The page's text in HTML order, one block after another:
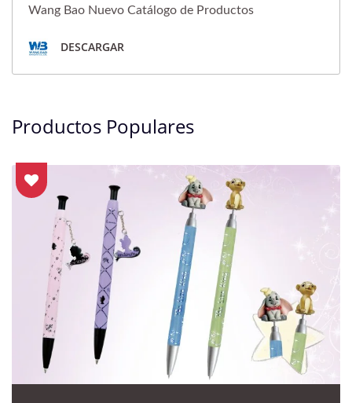
Wang Bao Nuevo Catálogo de Productos
DESCARGAR
Productos Populares